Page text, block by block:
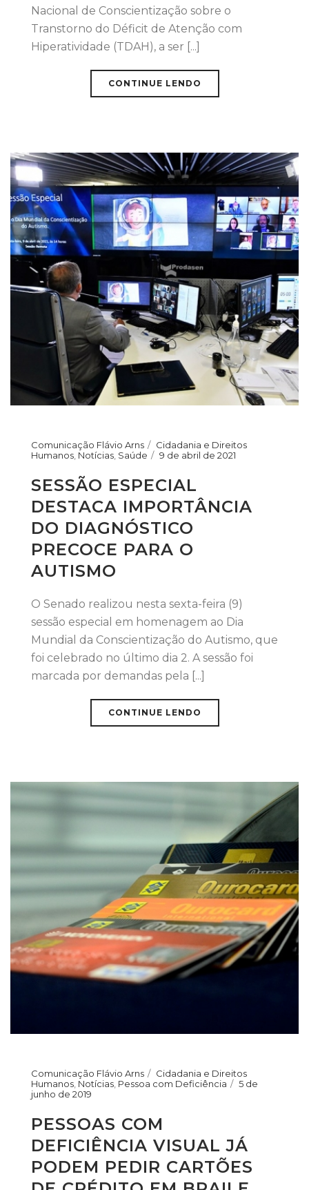
Nacional de Conscientização sobre o
Transtorno do Déficit de Atenção com
Hiperatividade (TDAH), a ser [...]
CONTINUE LENDO
Comunicação Flávio Arns
Cidadania e Direitos
Humanos Notícias Saúde 9 de abril de 2021
SESSÃO ESPECIAL
DESTACA IMPORTÂNCIA
DO DIAGNÓSTICO
PRECOCE PARA O
AUTISMO
O Senado realizou nesta sexta-feira (9)
sessão especial em homenagem ao Dia
Mundial da Conscientização do Autismo, que
foi celebrado no último dia 2. A sessão foi
marcada por demandas pela [...]
CONTINUE LENDO
Comunicação Flávio Arns
Cidadania e Direitos
Humanos, Notícias, Pessoa com Deficiência
5 de
junho de 2019
PESSOAS COM
DEFICIÊNCIA VISUAL JÁ
PODEM PEDIR CARTÕES